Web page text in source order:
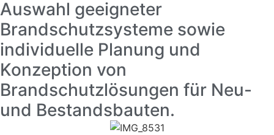
Auswahl geeigneter
Brandschutzsysteme sowie
individuelle Planung und
Konzeption von
Brandschutzlösungen für Neu-
und Bestandsbauten.